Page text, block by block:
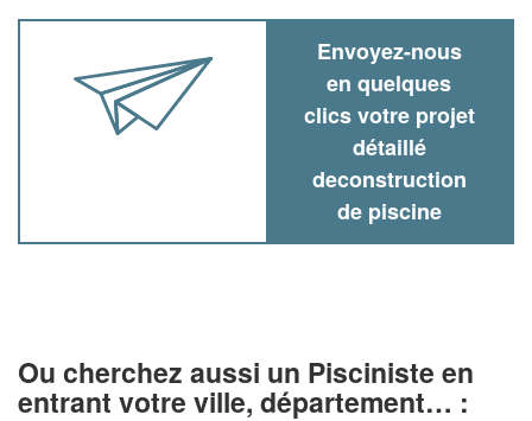
Envoyez-nous
en quelques
clics votre projet
détaillé
deconstruction
de piscine
Ou cherchez aussi un Pisciniste en
entrant votre ville, département… :